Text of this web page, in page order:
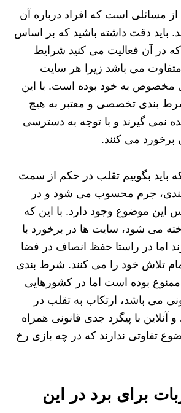
مسائلی است که افراد درباره آن
باید دقت داشته باشید که بر اساس
در آن فعالیت می کنید شرایط
می باشد زیرا هر سایت
مخصوص به خود بوده است. با این
بندی تخصصی و معتبر به هیچ
نمی گیرند و با توجه به دسترسی
برخورد می کنند.
باید بگوییم تقلب در حکم از سمت
جرم محسوب می شود و در
این موضوع وجود دارد. با این که
می شود، سایت ها در برخورد با
اما در راستا حفظ انصاف در فضا
تلاش خود را می کنند. شرط بندی
ممنوع بوده است اما در کشورهایی
می باشد، ارتکاب به تقلب در
آنلاین با پیگرد جدی قانونی همراه
تفاوتی ندارند که در چه بازی رخ
برای برد در این